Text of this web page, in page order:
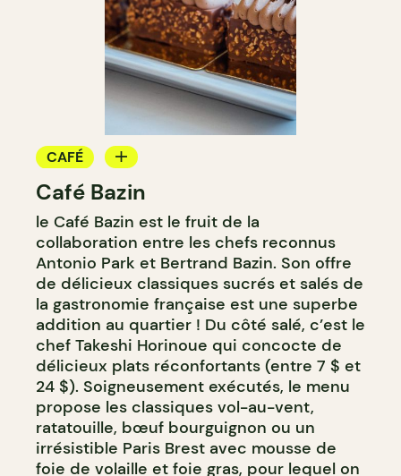
CAFÉ
PÂTISSERIE
Café Bazin
le Café Bazin est le fruit de la
collaboration entre les chefs reconnus
Antonio Park et Bertrand Bazin. Son offre
de délicieux classiques sucrés et salés de
la gastronomie française est une superbe
addition au quartier ! Du côté salé, c’est le
chef Takeshi Horinoue qui concocte de
délicieux plats réconfortants (entre 7 $ et
24 $). Soigneusement exécutés, le menu
propose les classiques vol-au-vent,
ratatouille, bœuf bourguignon ou un
irrésistible Paris Brest avec mousse de
foie de volaille et foie gras, pour lequel on